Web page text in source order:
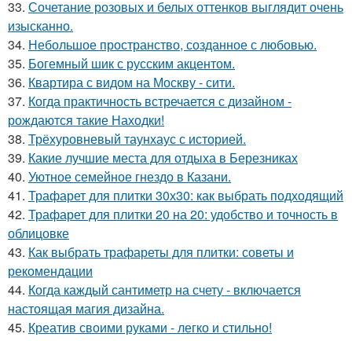
33. Сочетание розовых и белых оттенков выглядит очень
изысканно.
34. Небольшое пространство, созданное с любовью.
35. Богемный шик с русским акцентом.
36. Квартира с видом на Москву - сити.
37. Когда практичность встречается с дизайном -
рождаются такие Находки!
38. Трёхуровневый таунхаус с историей.
39. Какие лучшие места для отдыха в Березниках
40. Уютное семейное гнездо в Казани.
41. Трафарет для плитки 30х30: как выбрать подходящий
42. Трафарет для плитки 20 на 20: удобство и точность в
облицовке
43. Как выбрать трафареты для плитки: советы и
рекомендации
44. Когда каждый сантиметр на счету - включается
настоящая магия дизайна.
45. Креатив своими руками - легко и стильно!